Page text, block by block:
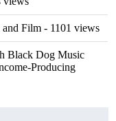
and Film - 1101 views
Black Dog Music
Producing